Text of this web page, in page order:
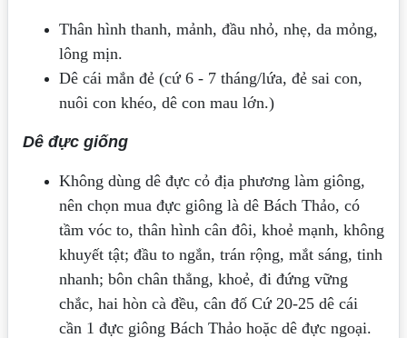
Thân hình thanh, mảnh, đầu nhỏ, nhẹ, da mỏng,
lông mịn.
Dê cái mắn đẻ (cứ 6 - 7 tháng/lứa, đẻ sai con,
nuôi con khéo, dê con mau lớn.)
Dê đực giống
Không dùng dê đực cỏ địa phương làm giông,
nên chọn mua đực giông là dê Bách Thảo, có
tầm vóc to, thân hình cân đôi, khoẻ mạnh, không
khuyết tật; đầu to ngắn, trán rộng, mắt sáng, tinh
nhanh; bôn chân thẳng, khoẻ, đi đứng vững
chắc, hai hòn cà đều, cân đố Cứ 20-25 dê cái
cần 1 đực giông Bách Thảo hoặc dê đực ngoại.